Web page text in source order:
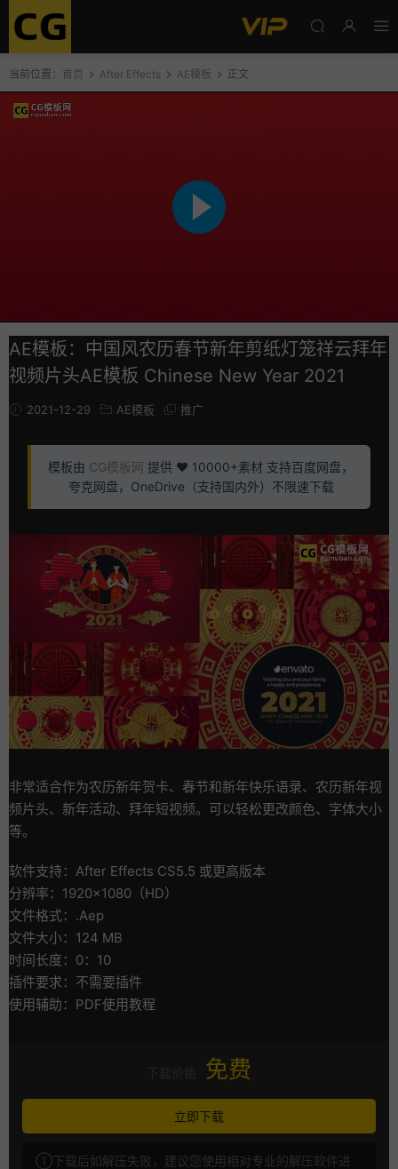
当前位置： 首页 After Effects AE模板 正文
AE模板：中国风农历春节新年剪纸灯笼祥云拜年
视频片头AE模板 Chinese New Year 2021
2021-12-29 AE模板 推广
模板由 CG模板网 提供 ❤️ 10000+素材 支持百度网盘，
夸克网盘，OneDrive（支持国内外）不限速下载
非常适合作为农历新年贺卡、春节和新年快乐语录、农历新年视
频片头、新年活动、拜年短视频。可以轻松更改颜色、字体大小
等。
软件支持：After Effects CS5.5 或更高版本
分辨率：1920×1080（HD）
文件格式：.Aep
文件大小：124 MB
时间长度：0：10
插件要求：不需要插件
使用辅助：PDF使用教程
免费
立即下载
①下载后如解压失败，建议您使用相对专业的解压软件进